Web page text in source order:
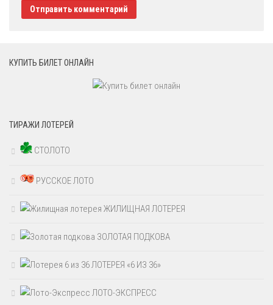
КУПИТЬ БИЛЕТ ОНЛАЙН
ТИРАЖИ ЛОТЕРЕЙ
СТОЛОТО
РУССКОЕ ЛОТО
ЖИЛИЩНАЯ ЛОТЕРЕЯ
ЗОЛОТАЯ ПОДКОВА
ЛОТЕРЕЯ «6 ИЗ 36»
ЛОТО-ЭКСПРЕСС